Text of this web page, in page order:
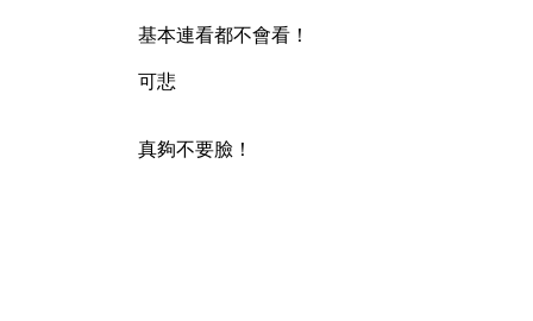
基本連看都不會看！
可悲
真夠不要臉！